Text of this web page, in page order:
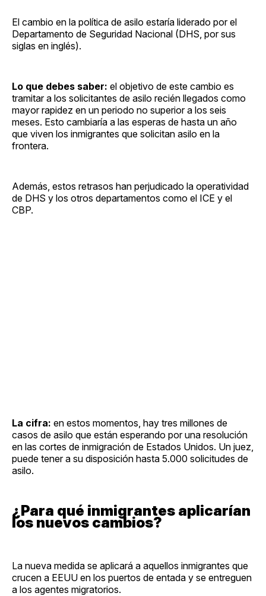
El cambio en la política de asilo estaría liderado por el
Departamento de Seguridad Nacional (DHS, por sus
siglas en inglés).
Lo que debes saber: el objetivo de este cambio es
tramitar a los solicitantes de asilo recién llegados como
mayor rapidez en un periodo no superior a los seis
meses. Esto cambiaría a las esperas de hasta un año
que viven los inmigrantes que solicitan asilo en la
frontera.
Además, estos retrasos han perjudicado la operatividad
de DHS y los otros departamentos como el ICE y el
CBP.
La cifra: en estos momentos, hay tres millones de
casos de asilo que están esperando por una resolución
en las cortes de inmigración de Estados Unidos. Un juez,
puede tener a su disposición hasta 5.000 solicitudes de
asilo.
¿Para qué inmigrantes aplicarían
los nuevos cambios?
La nueva medida se aplicará a aquellos inmigrantes que
crucen a EEUU en los puertos de entada y se entreguen
a los agentes migratorios.